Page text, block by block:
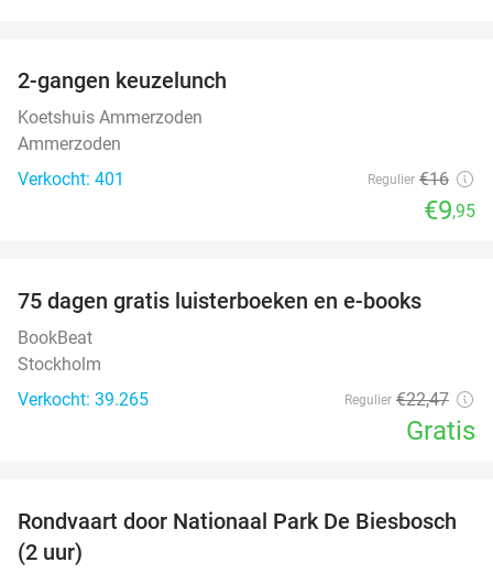
2-gangen keuzelunch
Koetshuis Ammerzoden
Ammerzoden
Verkocht: 401
Regulier €16
€9,95
75 dagen gratis luisterboeken en e-books
BookBeat
Stockholm
Verkocht: 39.265
Regulier €22,47
Gratis
21%
Rondvaart door Nationaal Park De Biesbosch
(2 uur)